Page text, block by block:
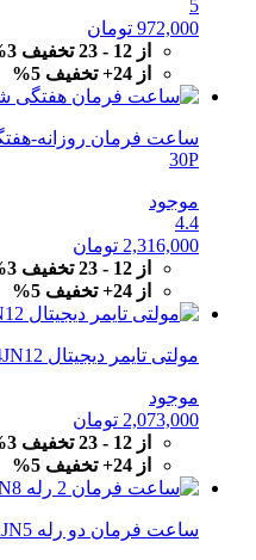
5
972,000 تومان
از 12 - 23 تخفیف 3%
از 24+ تخفیف 5%
30P
موجود
4.4
2,316,000 تومان
از 12 - 23 تخفیف 3%
از 24+ تخفیف 5%
مولتی تایمر دیجیتال 14JN12 شیوا امواج مدل MYJN-15M
موجود
2,073,000 تومان
از 12 - 23 تخفیف 3%
از 24+ تخفیف 5%
ساعت فرمان دو رله‌ 12JN5 شیوا امواج مدل TSJN-2R